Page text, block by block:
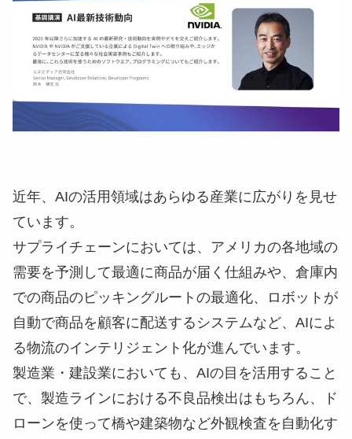
近年、AIの活用領域はあらゆる産業に広がりを見せ
ています。
サプライチェーンにおいては、アメリカの各地域の
需要を予測して最適に商品が届く仕組みや、倉庫内
での商品のピッキングルートの最適化、ロボットが
自動で商品を顧客に配送するシステムなど、AIによ
る物流のインテリジェント化が進んでいます。
製造業・建設業においても、AIの目を活用すること
で、製造ラインにおける不良品検出はもちろん、ド
ローンを使って橋や建築物など外観検査を自動化す